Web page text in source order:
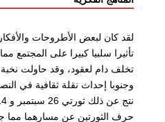
لقد كان لبعض الأطروحات والأفكار
تأثيرا سلبيا كبيرا على المجتمع
تخلف دام لعقود، وقد حاولت نخبة
وجنوبا إحداث نقلة ثقافية في
حرف الثورتين عن مسارهما مما